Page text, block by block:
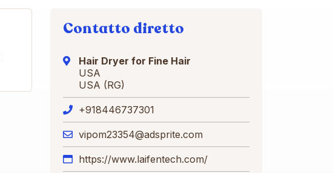
Contatto diretto
Hair Dryer for Fine Hair
USA
USA (RG)
+918446737301
vipom23354@adsprite.com
https://www.laifentech.com/